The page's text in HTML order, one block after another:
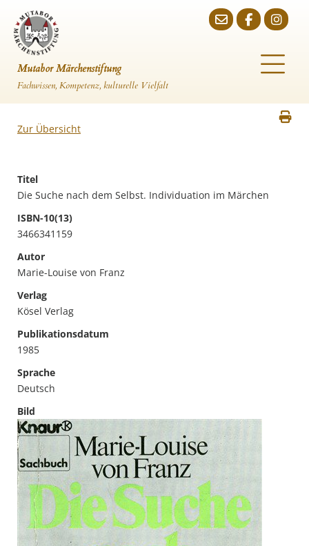
Mutabor Märchenstiftung
Fachwissen, Kompetenz, kulturelle Vielfalt
Zur Übersicht
Titel
Die Suche nach dem Selbst. Individuation im Märchen
ISBN-10(13)
3466341159
Autor
Marie-Louise von Franz
Verlag
Kösel Verlag
Publikationsdatum
1985
Sprache
Deutsch
Bild